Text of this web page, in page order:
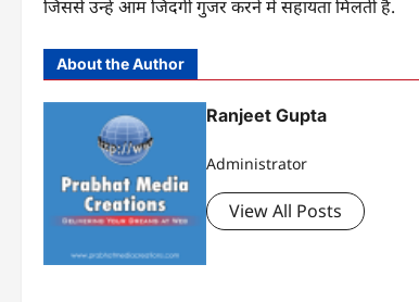
जिससे उन्हें आम जिंदगी गुजर करने में सहायता मिलती है.
About the Author
Ranjeet Gupta
Administrator
View All Posts